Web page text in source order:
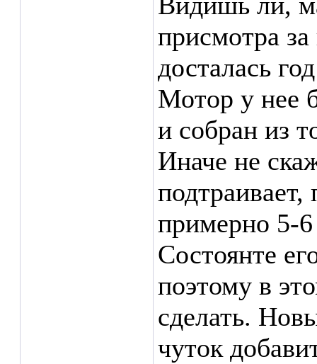
присмотра
досталась
Мотор у нее
и собран из
Иначе не
примерно 5-
Состоянте
поэтому в
сделать.
чуток